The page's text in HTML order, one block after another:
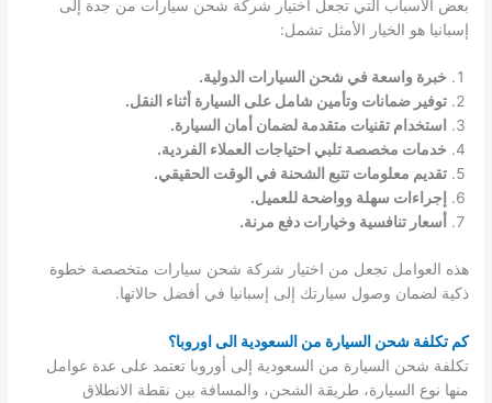
بعض الأسباب التي تجعل اختيار شركة شحن سيارات من جدة إلى
إسبانيا هو الخيار الأمثل تشمل:
خبرة واسعة في شحن السيارات الدولية.
توفير ضمانات وتأمين شامل على السيارة أثناء النقل.
استخدام تقنيات متقدمة لضمان أمان السيارة.
خدمات مخصصة تلبي احتياجات العملاء الفردية.
تقديم معلومات تتبع الشحنة في الوقت الحقيقي.
إجراءات سهلة وواضحة للعميل.
أسعار تنافسية وخيارات دفع مرنة.
هذه العوامل تجعل من اختيار شركة شحن سيارات متخصصة خطوة
ذكية لضمان وصول سيارتك إلى إسبانيا في أفضل حالاتها.
كم تكلفة شحن السيارة من السعودية الى اوروبا؟
تكلفة شحن السيارة من السعودية إلى أوروبا تعتمد على عدة عوامل
منها نوع السيارة، طريقة الشحن، والمسافة بين نقطة الانطلاق